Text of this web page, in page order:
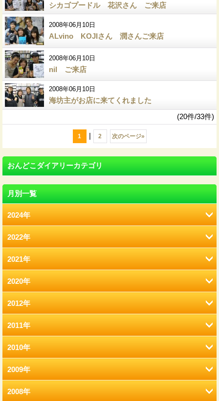
シカゴプードル 花沢さん ご来店
2008年06月10日
ALvino KOJIさん 潤さんご来店
2008年06月10日
nil ご来店
2008年06月10日
海坊主がお店に来てくれました
(20件/33件)
1 | 2 次のページ»
おんどこダイアリーカテゴリ
月別一覧
2024年
8月 (12)
2022年
2月 (12)
1月 (77)
2021年
12月 (41)
11月 (22)
10月 (22)
9月 (21)
8月 (17)
7月 (12)
2020年
12月 (7)
11月 (6)
10月 (9)
9月 (13)
8月 (10)
2012年
12月 (2)
11月 (2)
9月 (2)
8月 (4)
2011年
12月 (2)
11月 (8)
10月 (3)
2010年
12月 (9)
11月 (15)
2009年
12月 (7)
2008年